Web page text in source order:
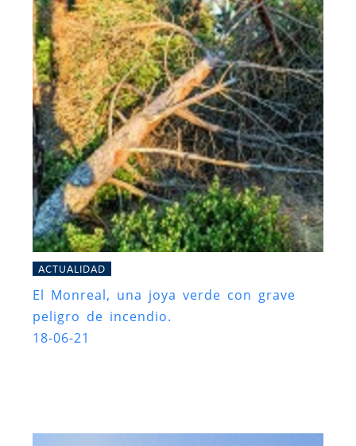
ACTUALIDAD
El Monreal, una joya verde con grave
peligro de incendio.
18-06-21